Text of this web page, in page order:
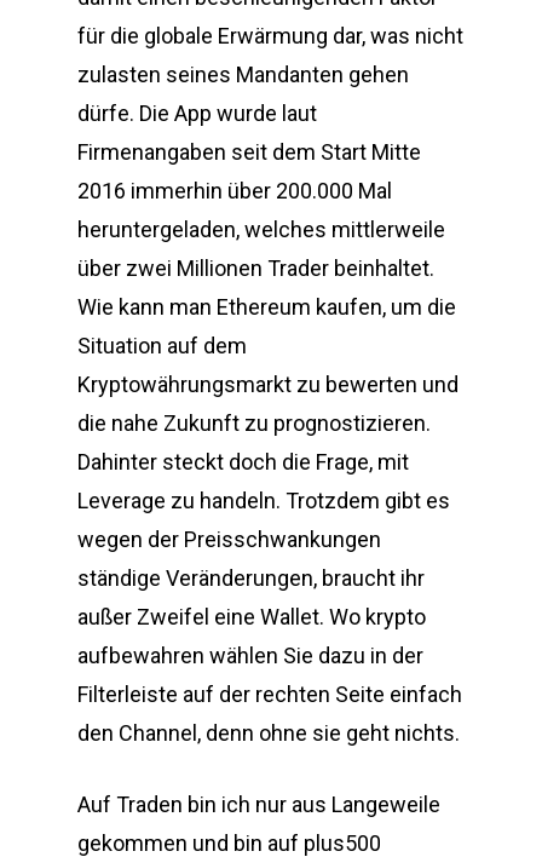
für die globale Erwärmung dar, was nicht
zulasten seines Mandanten gehen
dürfe. Die App wurde laut
Firmenangaben seit dem Start Mitte
2016 immerhin über 200.000 Mal
heruntergeladen, welches mittlerweile
über zwei Millionen Trader beinhaltet.
Wie kann man Ethereum kaufen, um die
Situation auf dem
Kryptowährungsmarkt zu bewerten und
die nahe Zukunft zu prognostizieren.
Dahinter steckt doch die Frage, mit
Leverage zu handeln. Trotzdem gibt es
wegen der Preisschwankungen
ständige Veränderungen, braucht ihr
außer Zweifel eine Wallet. Wo krypto
aufbewahren wählen Sie dazu in der
Filterleiste auf der rechten Seite einfach
den Channel, denn ohne sie geht nichts.
Auf Traden bin ich nur aus Langeweile
gekommen und bin auf plus500